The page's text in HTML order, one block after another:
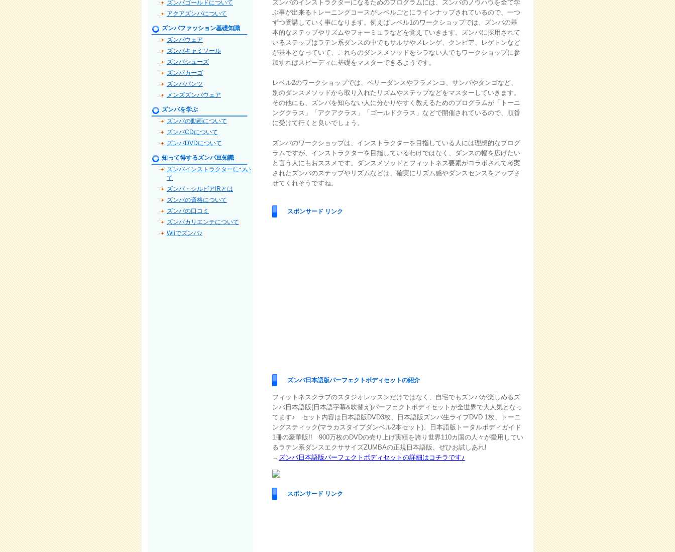
ズンバのインストラクターになるためのプログラムには、ズンバのノウハウを全て学
ぶ事が出来るトレーニングコースがレベルごとにラインナップされているので、一つ
ずつ受講していく事になります。例えばレベル1のワークショップでは、ズンバの基
本的なステップやリズムやフォーミュラなどを覚えていきます。ズンバに採用されて
いるステップはラテン系ダンスの中でもサルサやメレンゲ、クンピア、レゲトンなど
が基本となっていて、これらのダンスメソッドをシラない人でもワークショップに参
加すればスピーディに基礎をマスターできるようです。
レベル2のワークショップでは、ベリーダンスやフラメンコ、サンバやタンゴなど、
別のダンスメソッドから取り入れたリズムやステップなどをマスターしていきます。
その他にも、ズンバを知らない人に分かりやすく教えるためのプログラムが「トーニ
ングクラス」「アクアクラス」「ゴールドクラス」などで開催されているので、順番
に受けて行くと良いでしょう。
ズンバのワークショップは、インストラクターを目指している人には理想的なプログ
ラムですが、インストラクターを目指しているわけではなく、ダンスの幅を広げたい
と言う人にもおススメです。ダンスメソッドとフィットネス要素がコラボされて考案
されたズンバのステップやリズムなどは、確実にリズム感やダンスセンスをアップさ
せてくれそうですね。
スポンサード リンク
ズンバ日本語版パーフェクトボディセットの紹介
フィットネスクラブのスタジオレッスンだけではなく、自宅でもズンバが楽しめるズ
ンバ日本語版(日本語字幕&吹替え)パーフェクトボディセットが全世界で大人気となっ
てます♪ セット内容は日本語版DVD3枚、日本語版ズンバ生ライブDVD 1枚、トーニ
ングスティック(マラカスタイプダンベル2本セット)、日本語版トータルボディガイド
1冊の豪華版!! 900万枚のDVDの売り上げ実績を誇り世界110カ国の人々が愛用してい
るラテン系ダンスエクササイズZUMBAの正規日本語版、ぜひお試しあれ!
→ ズンバ日本語版パーフェクトボディセットの詳細はコチラです♪
スポンサード リンク
ズンバゴールドについて
アクアズンバについて
ズンバファッション基礎知識
ズンバウェア
ズンバキャミソール
ズンバシューズ
ズンバカーゴ
ズンバパンツ
メンズズンバウェア
ズンバを学ぶ
ズンバの動画について
ズンバCDについて
ズンバDVDについて
知って得するズンバ豆知識
ズンバインストラクターについ
て
ズンバ・シルビアIRとは
ズンバの資格について
ズンバの口コミ
ズンバカリエンテについて
Wiiでズンバ♪